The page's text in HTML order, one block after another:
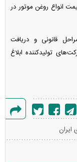
انواع روغن موتور در
قانونی و دریافت
تولیدکننده ابلاغ
ایران